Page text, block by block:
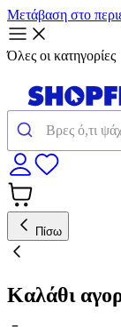
Μετάβαση στο
Όλες οι κατηγορίες
Πίσω
Καλάθι